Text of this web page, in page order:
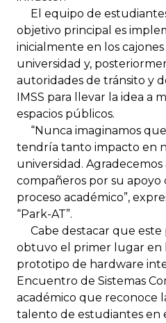
El equipo de
objetivo principal es
inicialmente en los
universidad y,
autoridades de tránsito y
IMSS para llevar la idea a
espacios públicos.
“Nunca imaginamos
tendría tanto impacto en
universidad.
compañeros por su apoyo
proceso académico”,
“Park-AT”.
Cabe destacar que este
obtuvo el primer lugar en
prototipo de hardware
Encuentro de Sistemas
académico que reconoce
talento de estudiantes en